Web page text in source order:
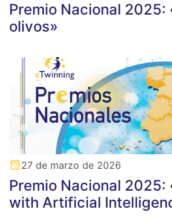
Premio Nacional 2025:
olivos»
27 de marzo de 2026
Premio Nacional 2025:
with Artificial